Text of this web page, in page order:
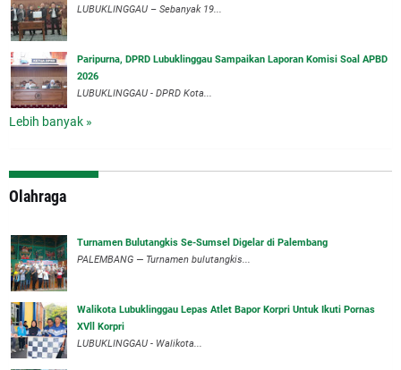
LUBUKLINGGAU – Sebanyak 19...
Paripurna, DPRD Lubuklinggau Sampaikan Laporan Komisi Soal APBD
2026
LUBUKLINGGAU - DPRD Kota...
Lebih banyak »
Olahraga
Turnamen Bulutangkis Se-Sumsel Digelar di Palembang
PALEMBANG — Turnamen bulutangkis...
Walikota Lubuklinggau Lepas Atlet Bapor Korpri Untuk Ikuti Pornas
XVll Korpri
LUBUKLINGGAU - Walikota...